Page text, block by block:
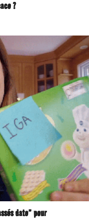
?
date” pour